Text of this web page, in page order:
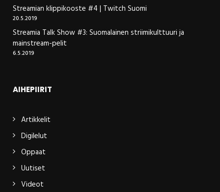
Streamian klippikooste #4 | Twitch Suomi
20.5.2019
Streamia Talk Show #3: Suomalainen striimikulttuuri ja
mainstream-pelit
6.5.2019
AIHEPIIRIT
Artikkelit
Digilelut
Oppaat
Uutiset
Videot